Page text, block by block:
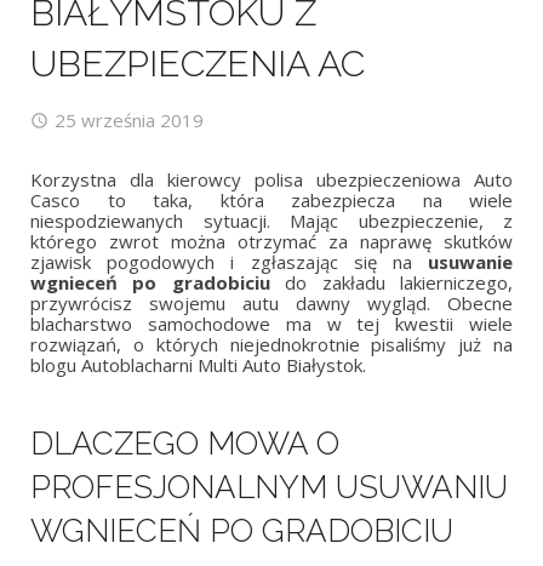
BIAŁYMSTOKU Z
UBEZPIECZENIA AC
25 września 2019
Korzystna dla kierowcy polisa ubezpieczeniowa Auto
Casco to taka, która zabezpiecza na wiele
niespodziewanych sytuacji. Mając ubezpieczenie, z
którego zwrot można otrzymać za naprawę skutków
zjawisk pogodowych i zgłaszając się na usuwanie
wgnieceń po gradobiciudo zakładu lakierniczego,
przywrócisz swojemu autu dawny wygląd. Obecne
blacharstwo samochodowe ma w tej kwestii wiele
rozwiązań, o których niejednokrotnie pisaliśmy już na
blogu Autoblacharni Multi Auto Białystok.
DLACZEGO MOWA O
PROFESJONALNYM USUWANIU
WGNIECEŃ PO GRADOBICIU